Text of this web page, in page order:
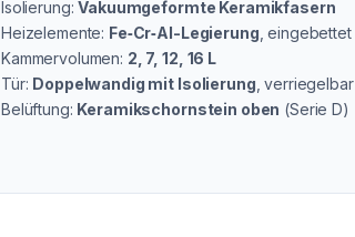
Isolierung:Vakuumgeformte Keramikfasern
Heizelemente: Fe‑Cr‑Al-Legierung , eingebettet
Kammervolumen: 2, 7, 12, 16 L
Tür: Doppelwandig mit Isolierung , verriegelbar
Belüftung: Keramikschornstein oben (Serie D)